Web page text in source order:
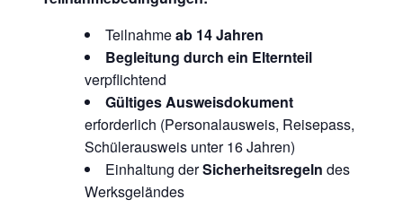
Teilnahmeab 14 Jahren
Begleitung durch ein Elternteil
verpflichtend
Gültiges Ausweisdokument
erforderlich (Personalausweis, Reisepass,
Schülerausweis unter 16 Jahren)
Einhaltung derSicherheitsregeln des
Werksgeländes